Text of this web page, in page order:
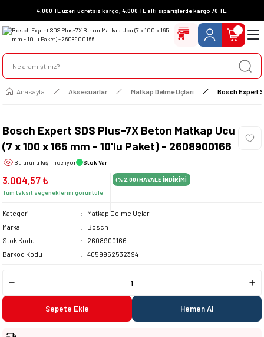
4.000 TL üzeri ücretsiz kargo, 4.000 TL altı siparişlerde kargo 70 TL.
Anasayfa Aksesuarlar Matkap Delme Uçları Bosch Expert
Bosch Expert SDS Plus-7X Beton Matkap Ucu
(7 x 100 x 165 mm - 10'lu Paket) - 2608900166
Bu ürünü kişi inceliyor Stok Var
3.004,57 ₺
Tüm taksit seçeneklerini görüntüle
(%2,00)HAVALE İNDİRİMİ
Kategori
Matkap Delme Uçları
Marka
Bosch
Stok Kodu
2608900166
Barkod Kodu
4059952532394
Sepete Ekle Hemen Al